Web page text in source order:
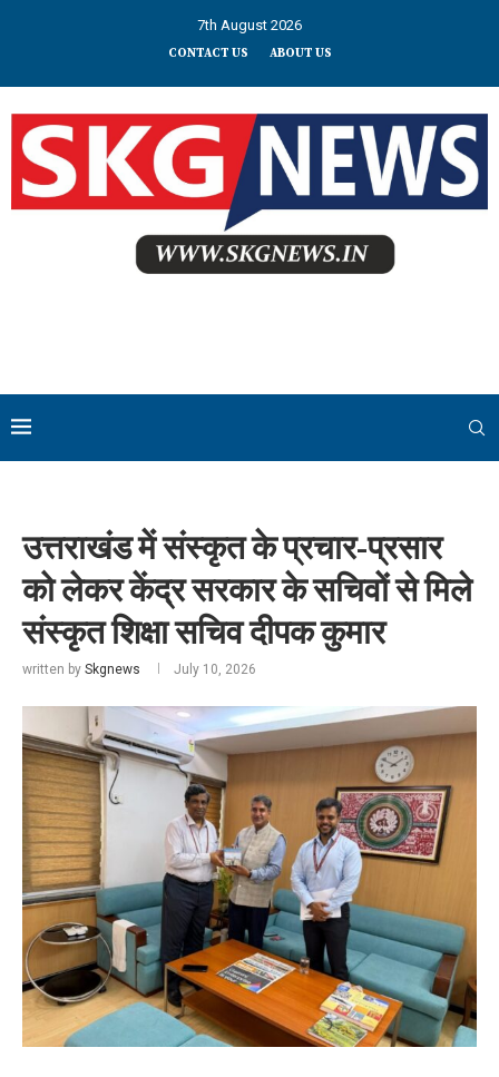
7th August 2026
CONTACT US ABOUT US
उत्तराखंड में संस्कृत के प्रचार-प्रसार
को लेकर केंद्र सरकार के सचिवों से मिले
संस्कृत शिक्षा सचिव दीपक कुमार
written by Skgnews July 10, 2026